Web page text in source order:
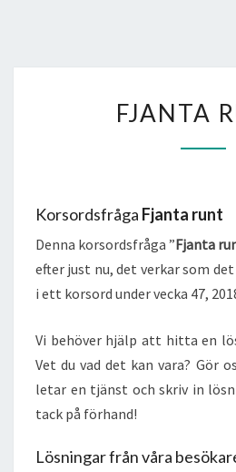
FJANTA
Korsordsfråga Fjanta runt
Denna korsordsfråga ”Fjanta
efter just nu, det verkar som
i ett korsord under vecka 47,
Vi behöver hjälp att hitta en
Vet du vad det kan vara? Gör
letar en tjänst och skriv in
tack på förhand!
Lösningar från våra